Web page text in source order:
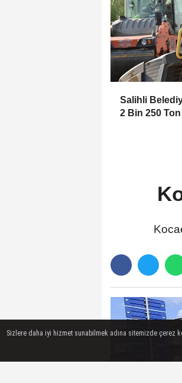
Salihli
2 Bin 250
Sizlere daha iyi hizmet sunabilmek adına sitemizde çerez